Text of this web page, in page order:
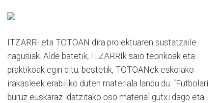
ITZARRI eta TOTOAN dira proiektuaren sustatzaile
nagusiak. Alde batetik, ITZARRIk saio teorikoak eta
praktikoak egin ditu; bestetik, TOTOANek eskolako
irakasleek erabiliko duten materiala landu du. “Futbolari
buruz euskaraz idatzitako oso material gutxi dago eta